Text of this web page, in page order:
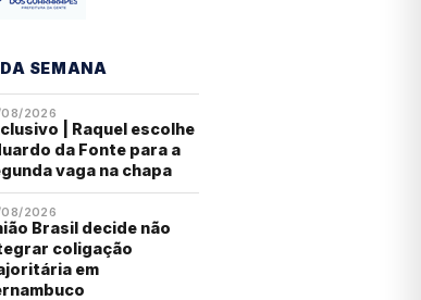
SEMANA
2026
| Raquel escolhe
da Fonte para a
vaga na chapa
2026
Brasil decide não
coligação
em